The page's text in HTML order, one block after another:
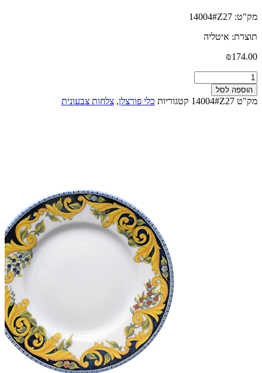
מק"ט: 14004#Z27
תוצרת: איטליה
₪174.00
כמות
של
מארז
6
הוספה לסל
מק"ט 14004#Z27 קטגוריות כלי פורצלן, צלחות צבעונית